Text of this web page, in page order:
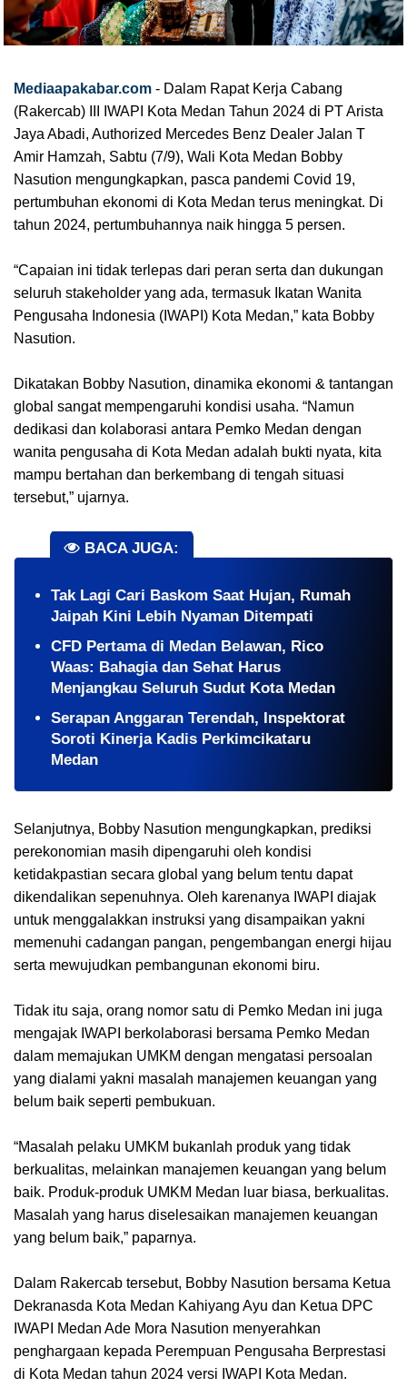
Mediaapakabar.com - Dalam Rapat Kerja Cabang
(Rakercab) III IWAPI Kota Medan Tahun 2024 di PT Arista
Jaya Abadi, Authorized Mercedes Benz Dealer Jalan T
Amir Hamzah, Sabtu (7/9), Wali Kota Medan Bobby
Nasution mengungkapkan, pasca pandemi Covid 19,
pertumbuhan ekonomi di Kota Medan terus meningkat. Di
tahun 2024, pertumbuhannya naik hingga 5 persen.
“Capaian ini tidak terlepas dari peran serta dan dukungan
seluruh stakeholder yang ada, termasuk Ikatan Wanita
Pengusaha Indonesia (IWAPI) Kota Medan,” kata Bobby
Nasution.
Dikatakan Bobby Nasution, dinamika ekonomi & tantangan
global sangat mempengaruhi kondisi usaha. “Namun
dedikasi dan kolaborasi antara Pemko Medan dengan
wanita pengusaha di Kota Medan adalah bukti nyata, kita
mampu bertahan dan berkembang di tengah situasi
tersebut,” ujarnya.
BACA JUGA:
Tak Lagi Cari Baskom Saat Hujan, Rumah
Jaipah Kini Lebih Nyaman Ditempati
CFD Pertama di Medan Belawan, Rico
Waas: Bahagia dan Sehat Harus
Menjangkau Seluruh Sudut Kota Medan
Serapan Anggaran Terendah, Inspektorat
Soroti Kinerja Kadis Perkimcikataru
Medan
Selanjutnya, Bobby Nasution mengungkapkan, prediksi
perekonomian masih dipengaruhi oleh kondisi
ketidakpastian secara global yang belum tentu dapat
dikendalikan sepenuhnya. Oleh karenanya IWAPI diajak
untuk menggalakkan instruksi yang disampaikan yakni
memenuhi cadangan pangan, pengembangan energi hijau
serta mewujudkan pembangunan ekonomi biru.
Tidak itu saja, orang nomor satu di Pemko Medan ini juga
mengajak IWAPI berkolaborasi bersama Pemko Medan
dalam memajukan UMKM dengan mengatasi persoalan
yang dialami yakni masalah manajemen keuangan yang
belum baik seperti pembukuan.
“Masalah pelaku UMKM bukanlah produk yang tidak
berkualitas, melainkan manajemen keuangan yang belum
baik. Produk-produk UMKM Medan luar biasa, berkualitas.
Masalah yang harus diselesaikan manajemen keuangan
yang belum baik,” paparnya.
Dalam Rakercab tersebut, Bobby Nasution bersama Ketua
Dekranasda Kota Medan Kahiyang Ayu dan Ketua DPC
IWAPI Medan Ade Mora Nasution menyerahkan
penghargaan kepada Perempuan Pengusaha Berprestasi
di Kota Medan tahun 2024 versi IWAPI Kota Medan.